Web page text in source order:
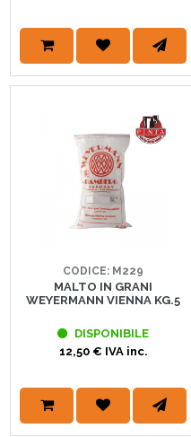
CODICE: M229
MALTO IN GRANI
WEYERMANN VIENNA KG.5
DISPONIBILE
12,50 € IVA inc.